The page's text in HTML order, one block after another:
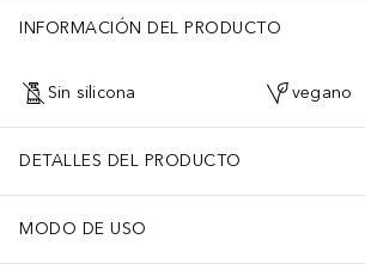
INFORMACIÓN DEL PRODUCTO
Sin silicona vegano
DETALLES DEL PRODUCTO
MODO DE USO